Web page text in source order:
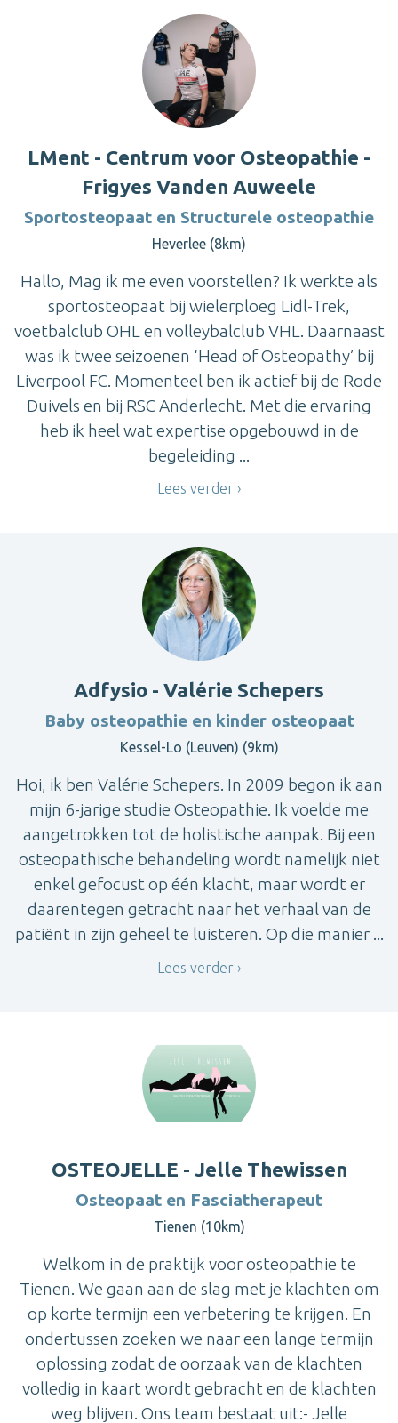
LMent - Centrum voor Osteopathie -
Frigyes Vanden Auweele
Sportosteopaat en Structurele osteopathie
Heverlee (8km)
Hallo, Mag ik me even voorstellen? Ik werkte als
sportosteopaat bij wielerploeg Lidl-Trek,
voetbalclub OHL en volleybalclub VHL. Daarnaast
was ik twee seizoenen ‘Head of Osteopathy’ bij
Liverpool FC. Momenteel ben ik actief bij de Rode
Duivels en bij RSC Anderlecht. Met die ervaring
heb ik heel wat expertise opgebouwd in de
begeleiding ...
Lees verder
Adfysio - Valérie Schepers
Baby osteopathie en kinder osteopaat
Kessel-Lo (Leuven) (9km)
Hoi, ik ben Valérie Schepers. In 2009 begon ik aan
mijn 6-jarige studie Osteopathie. Ik voelde me
aangetrokken tot de holistische aanpak. Bij een
osteopathische behandeling wordt namelijk niet
enkel gefocust op één klacht, maar wordt er
daarentegen getracht naar het verhaal van de
patiënt in zijn geheel te luisteren. Op die manier ...
Lees verder
OSTEOJELLE - Jelle Thewissen
Osteopaat en Fasciatherapeut
Tienen (10km)
Welkom in de praktijk voor osteopathie te
Tienen. We gaan aan de slag met je klachten om
op korte termijn een verbetering te krijgen. En
ondertussen zoeken we naar een lange termijn
oplossing zodat de oorzaak van de klachten
volledig in kaart wordt gebracht en de klachten
weg blijven. Ons team bestaat uit:- Jelle